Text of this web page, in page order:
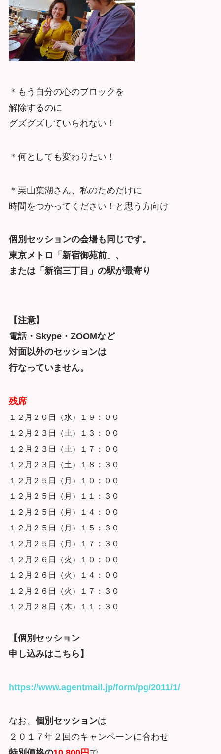
＊もう自分の心のブロックを
解除するのに
グズグズしていられない！
＊何としても変わりたい！
＊栗山葉湖さん、私のためだけに
時間をつかってください！と思う方向け
個別セッションの会場も同じです。
東京メトロ「新宿御苑前」、
または「新宿三丁目」の駅が最寄り
【注意】
電話・Skype・ZOOMなど
対面以外のセッションは
行なっていません。
残席
１２月２０日（水）１９：００
１２月２３日（土）１３：００
１２月２３日（土）１７：００
１２月２３日（土）１８：３０
１２月２５日（月）１０：００
１２月２５日（月）１１：３０
１２月２５日（月）１４：００
１２月２５日（月）１５：３０
１２月２５日（月）１７：３０
１２月２６日（火）１０：００
１２月２６日（火）１４：００
１２月２６日（火）１７：３０
１２月２８日（木）１１：３０
【個別セッション
申し込みはこちら】
https://www.agentmail.jp/form/pg/2011/1/
なお、 個別セッションは
２０１７年２回のキャンペーンに合わせ